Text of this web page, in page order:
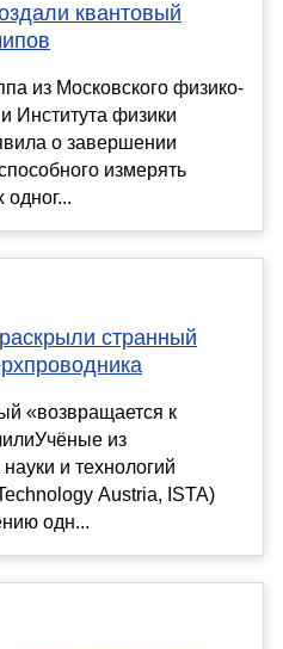
квантовый
из Московского физико-
Института физики
о завершении
измерять
одног...
странный
«возвращается к
из
и технологий
Austria, ISTA)
одн...